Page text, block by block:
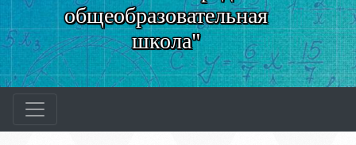
общеобразовательная
школа"